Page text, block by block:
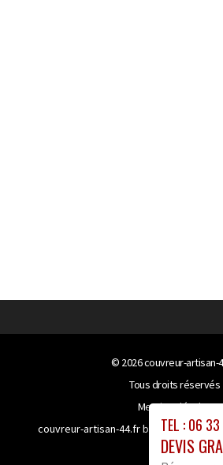
TEL : 06
DEVIS
© 2026couvreur-artisan-
Tous droits réservés
Mentions légales
couvreur-artisan-44.fr bénéficie de la
site proxy